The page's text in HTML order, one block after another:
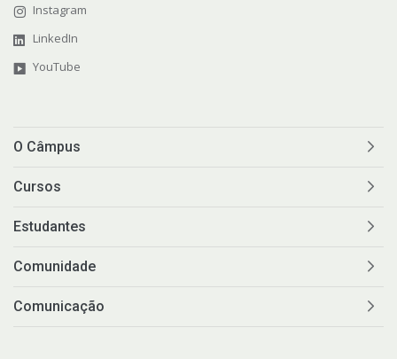
Instagram
LinkedIn
YouTube
O Câmpus
Cursos
Estudantes
Comunidade
Comunicação